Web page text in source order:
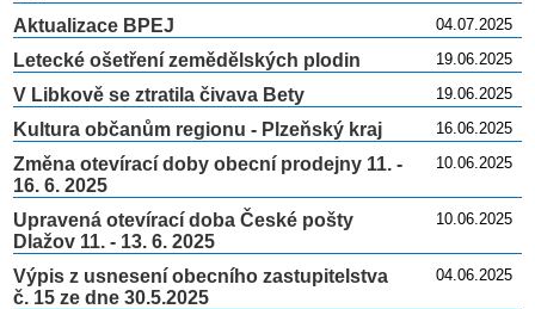
04.07.2025
Aktualizace BPEJ
19.06.2025
Letecké ošetření zemědělských plodin
19.06.2025
V Libkově se ztratila čivava Bety
16.06.2025
Kultura občanům regionu - Plzeňský kraj
10.06.2025
Změna otevírací doby obecní prodejny 11. -
16. 6. 2025
10.06.2025
Upravená otevírací doba České pošty
Dlažov 11. - 13. 6. 2025
04.06.2025
Výpis z usnesení obecního zastupitelstva
č. 15 ze dne 30.5.2025